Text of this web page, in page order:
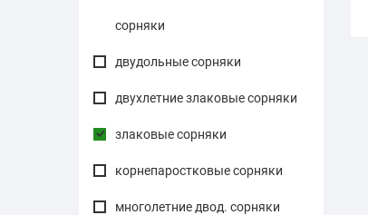
сорняки
двудольные сорняки
двухлетние злаковые сорняки
злаковые сорняки
корнепаростковые сорняки
многолетние двод. сорняки